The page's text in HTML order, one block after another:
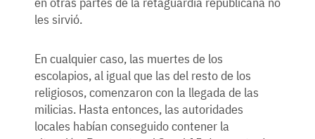
les sirvió.
En cualquier caso, las muertes de los
escolapios, al igual que las del resto de los
religiosos, comenzaron con la llegada de las
milicias. Hasta entonces, las autoridades
locales habían conseguido contener la